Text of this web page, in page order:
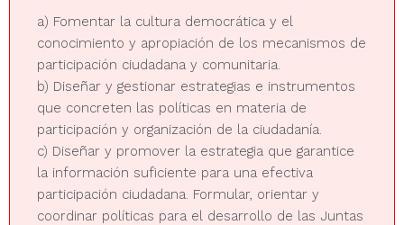
a) Fomentar la cultura democrática y el
conocimiento y apropiación de los mecanismos de
participación ciudadana y comunitaria.
b) Diseñar y gestionar estrategias e instrumentos
que concreten las políticas en materia de
participación y organización de la ciudadanía.
c) Diseñar y promover la estrategia que garantice
la información suficiente para una efectiva
participación ciudadana. Formular, orientar y
coordinar políticas para el desarrollo de las Juntas